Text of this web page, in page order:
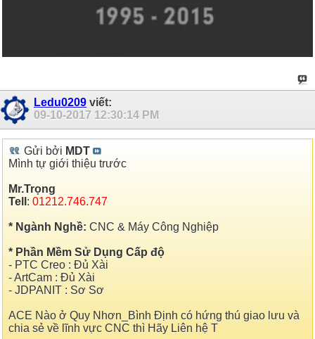
Ledu0209 viết:
09-10-2017 12:30:14 PM
Gửi bởi MDT
Mình tự giới thiệu trước
Mr.Trọng
Tell : 01212.746.747
* Ngành Nghề: CNC & Máy Công Nghiệp
* Phần Mềm Sử Dụng Cấp độ
- PTC Creo : Đủ Xài
- ArtCam : Đủ Xài
- JDPANIT : Sơ Sơ
ACE Nào ở Quy Nhơn_Bình Định có hứng thú giao lưu và
chia sẻ về lĩnh vực CNC thì Hãy Liên hệ T